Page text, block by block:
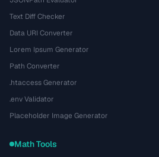
Text Diff Checker
Data URI Converter
Lorem Ipsum Generator
Path Converter
.htaccess Generator
.env Validator
Placeholder Image Generator
Math Tools